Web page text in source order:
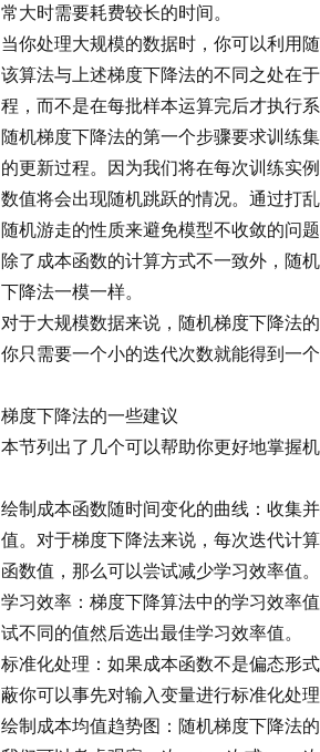
常大时需要耗费较长的时间。
当你处理大规模的数据时，你可以利用
该算法与上述梯度下降法的不同之处在
程，而不是在每批样本运算完后才执行系
随机梯度下降法的第一个步骤要求训练
的更新过程。因为我们将在每次训练实
数值将会出现随机跳跃的情况。通过打
随机游走的性质来避免模型不收敛的问题
除了成本函数的计算方式不一致外，随
下降法一模一样。
对于大规模数据来说，随机梯度下降法
你只需要一个小的迭代次数就能得到一
梯度下降法的一些建议
本节列出了几个可以帮助你更好地掌握
绘制成本函数随时间变化的曲线：收集
值。对于梯度下降法来说，每次迭代计
函数值，那么可以尝试减少学习效率值。
学习效率：梯度下降算法中的学习效率
试不同的值然后选出最佳学习效率值。
标准化处理：如果成本函数不是偏态形
蔽你可以事先对输入变量进行标准化处理
绘制成本均值趋势图：随机梯度下降法